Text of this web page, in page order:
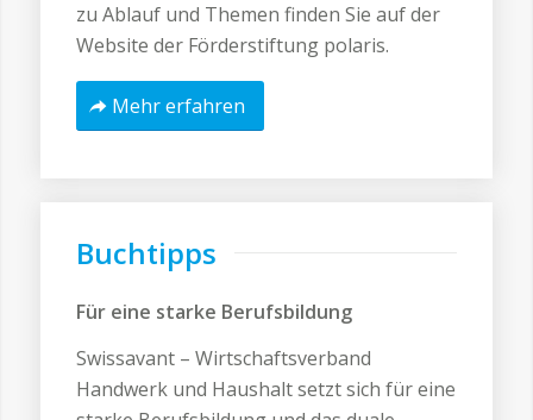
zu Ablauf und Themen finden Sie auf der
Website der Förderstiftung polaris.
Mehr erfahren
Buchtipps
Für eine starke Berufsbildung
Swissavant – Wirtschaftsverband
Handwerk und Haushalt setzt sich für eine